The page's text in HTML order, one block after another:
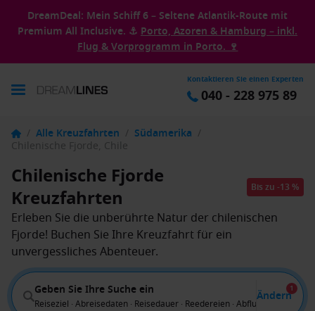
DreamDeal: Mein Schiff 6 – Seltene Atlantik-Route mit
Premium All Inclusive. ⚓ Porto, Azoren & Hamburg – inkl.
Flug & Vorprogramm in Porto. 🍷
Kontaktieren Sie einen Experten
040 - 228 975 89
/ Alle Kreuzfahrten / Südamerika /
Chilenische Fjorde, Chile
Chilenische Fjorde
Kreuzfahrten
Bis zu -13 %
Erleben Sie die unberührte Natur der chilenischen
Fjorde! Buchen Sie Ihre Kreuzfahrt für ein
unvergessliches Abenteuer.
Geben Sie Ihre Suche ein
Reiseziel · Abreisedaten · Reisedauer · Reedereien · Abflug von
Ändern
1